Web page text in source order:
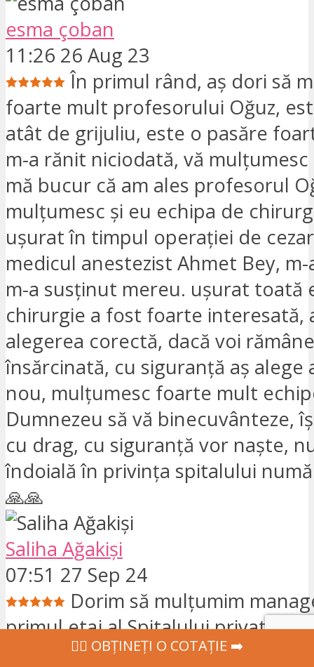
esma çoban
11:26 26 Aug 23
În primul rând, aș dori să
foarte mult profesorului Oğuz,
atât de grijuliu, este o pasăre
m-a rănit niciodată, vă
mă bucur că am ales profesorul
mulțumesc și eu echipa de
ușurat în timpul operației de
medicul anestezist Ahmet Bey,
m-a susținut mereu. ușurat toată
chirurgie a fost foarte interesată,
alegerea corectă, dacă voi
însărcinată, cu siguranță aș alege
nou, mulțumesc foarte mult
Dumnezeu să vă binecuvânteze,
cu drag, cu siguranță vor naște,
îndoială în privința spitalului
🙏🙏
Saliha Ağakişi
07:51 27 Sep 24
Dorim să mulțumim
primul etaj al Spitalului privat din
responsabilii doamnei Zeynep,
‍👩‍⚕ OBȚINEȚI O COTAȚIE ➡️